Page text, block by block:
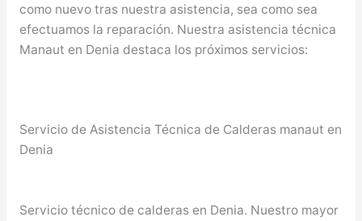
como nuevo tras nuestra asistencia, sea como sea
efectuamos la reparación. Nuestra asistencia técnica
Manaut en Denia destaca los próximos servicios:
Servicio de Asistencia Técnica de Calderas manaut en
Denia
Servicio técnico de calderas en Denia. Nuestro mayor